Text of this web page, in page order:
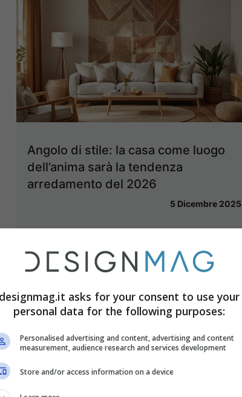
Angolo di stile: la casa come luogo
dell’anima sarà la tendenza
arredamento del 2026
5 Dicembre 2025
designmag.it asks for your consent to use your
personal data for the following purposes:
Personalised advertising and content, advertising and content
measurement, audience research and services development
Store and/or access information on a device